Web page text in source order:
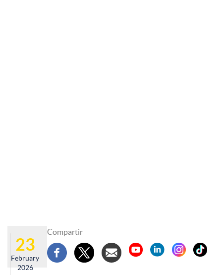
23
February
2026
Compartir